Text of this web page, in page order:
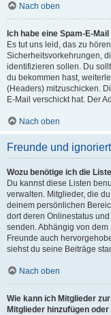
Nach oben
Ich habe eine Spam-E-
Es tut uns leid, das zu
Sicherheitsvorkehrungen,
identifizieren sollen. Du
du bekommen hast,
(Headers) mitzuschicken.
E-Mail verschickt hat. Der
Nach oben
Freunde und
Wozu benötige ich die
Du kannst diese Listen
verwalten. Mitglieder, die
deinem persönlichen
dort deren Onlinestatus
senden. Abhängig von
Freunde auch
siehst du seine Beiträge
Nach oben
Wie kann ich Mitglieder
Mitglieder hinzufügen